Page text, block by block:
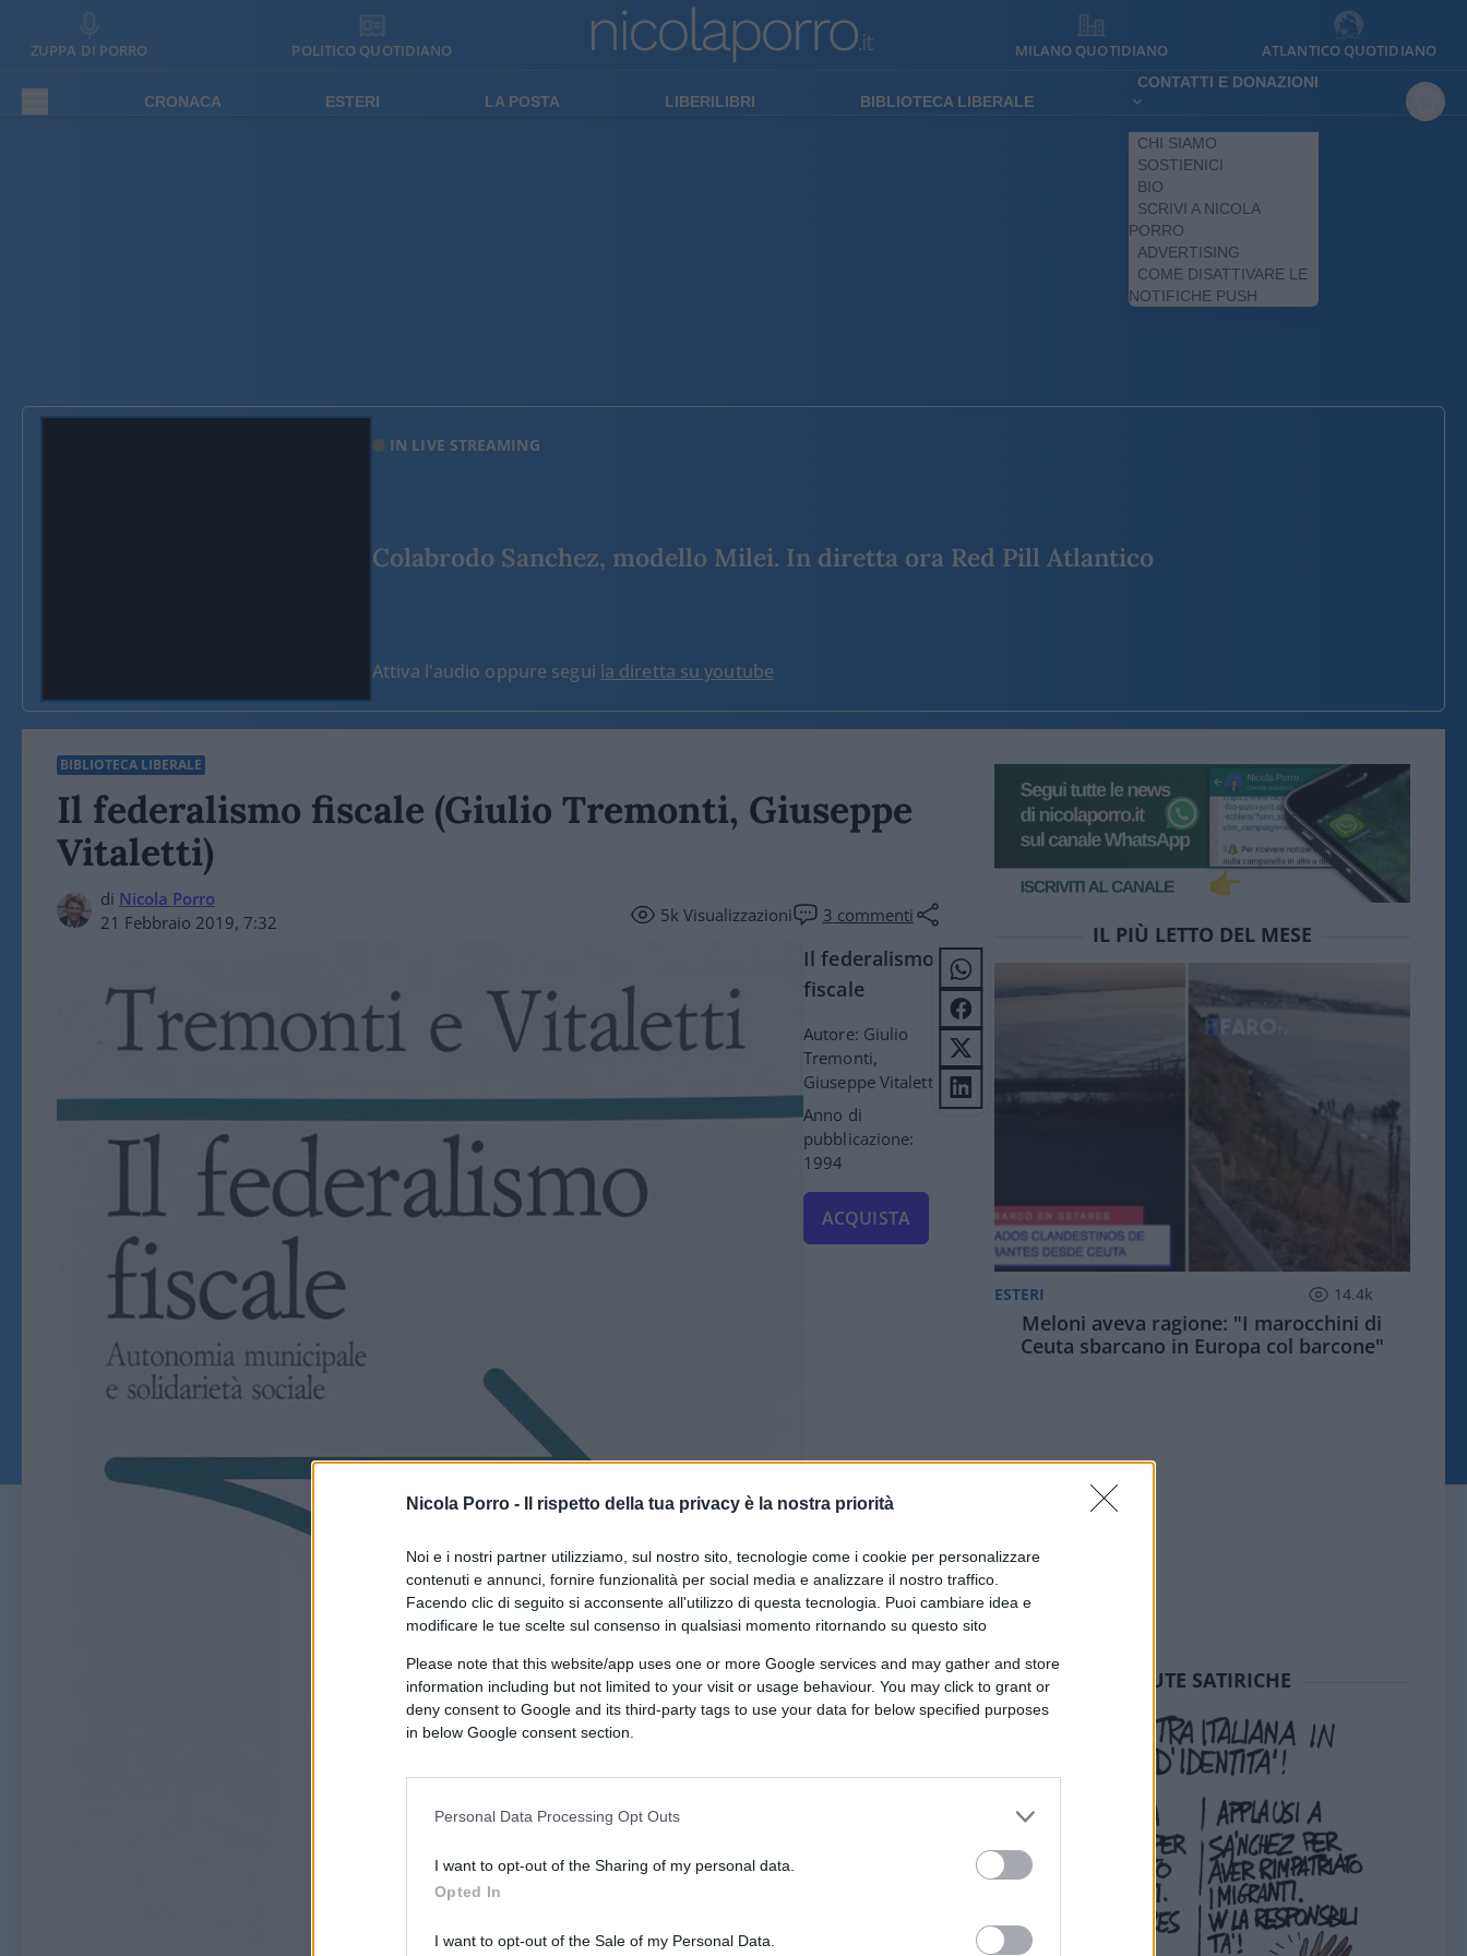
Nicola Porro - Il rispetto della tua privacy è la nostra priorità
Noi e i nostri partner utilizziamo, sul nostro sito, tecnologie come i cookie per personalizzare
contenuti e annunci, fornire funzionalità per social media e analizzare il nostro traffico.
Facendo clic di seguito si acconsente all'utilizzo di questa tecnologia. Puoi cambiare idea e
modificare le tue scelte sul consenso in qualsiasi momento ritornando su questo sito
Please note that this website/app uses one or more Google services and may gather and store
information including but not limited to your visit or usage behaviour. You may click to grant or
deny consent to Google and its third-party tags to use your data for below specified purposes
in below Google consent section.
Personal Data Processing Opt Outs
I want to opt-out of the Sharing of my personal data.
Opted In
I want to opt-out of the Sale of my Personal Data.
ZUPPA DI PORRO POLITICO QUOTIDIANO MILANO QUOTIDIANO ATLANTICO QUOTIDIANO
CRONACA ESTERI LA POSTA LIBERILIBRI BIBLIOTECA LIBERALE
CONTATTI E DONAZIONI
CHI SIAMO
SOSTIENICI
BIO
SCRIVI A NICOLA
PORRO
ADVERTISING
COME DISATTIVARE LE
NOTIFICHE PUSH
IN LIVE STREAMING
Colabrodo Sanchez, modello Milei. In diretta ora Red Pill Atlantico
Attiva l'audio oppure segui la diretta su youtube
BIBLIOTECA LIBERALE
Il federalismo fiscale (Giulio Tremonti, Giuseppe
Vitaletti)
di Nicola Porro
21 Febbraio 2019, 7:32
5kVisualizzazioni 3 commenti
Il federalismo
fiscale
Autore: Giulio
Tremonti,
Giuseppe Vitaletti
Anno di
pubblicazione:
1994
ACQUISTA
IL PIÙ LETTO DEL MESE
ESTERI 14.4k
Meloni aveva ragione: "I marocchini di
Ceuta sbarcano in Europa col barcone"
SEDUTE SATIRICHE